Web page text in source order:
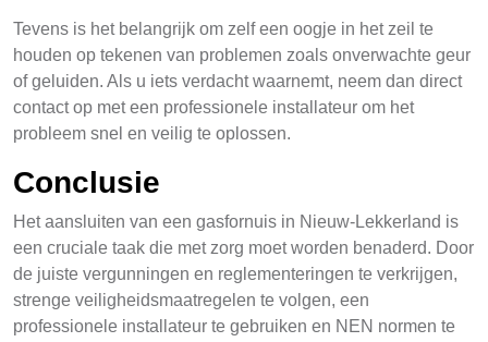
Tevens is het belangrijk om zelf een oogje in het zeil te
houden op tekenen van problemen zoals onverwachte geur
of geluiden. Als u iets verdacht waarnemt, neem dan direct
contact op met een professionele installateur om het
probleem snel en veilig te oplossen.
Conclusie
Het aansluiten van een gasfornuis in Nieuw-Lekkerland is
een cruciale taak die met zorg moet worden benaderd. Door
de juiste vergunningen en reglementeringen te verkrijgen,
strenge veiligheidsmaatregelen te volgen, een
professionele installateur te gebruiken en NEN normen te